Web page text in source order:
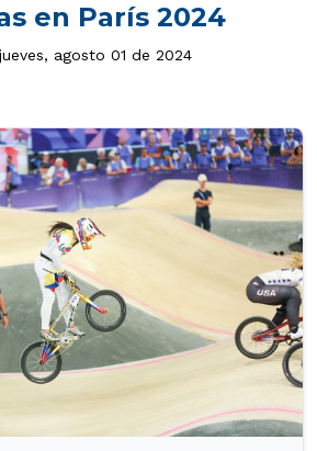
en París 2024
agosto 01 de 2024